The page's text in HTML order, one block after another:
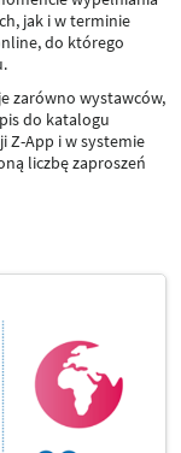
jak i w terminie
do którego
zarówno wystawców,
do katalogu
Z-App i w systemie
liczbę zaproszeń